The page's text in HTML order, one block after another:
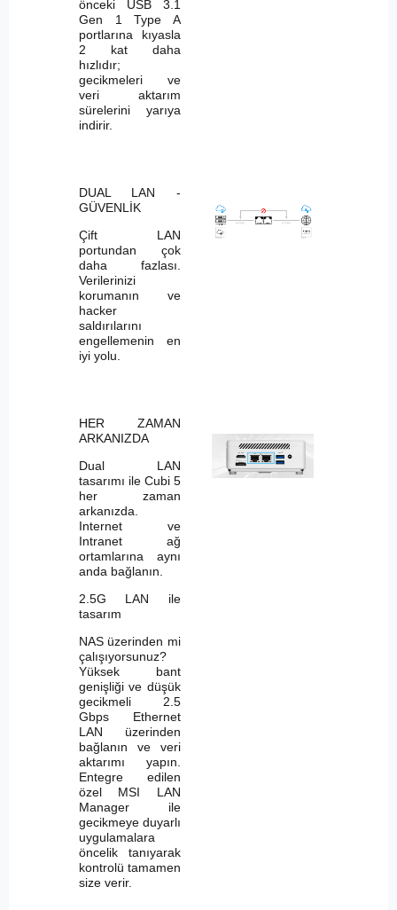
önceki USB 3.1
Gen 1 Type A
portlarına kıyasla
2 kat daha
hızlıdır;
gecikmeleri ve
veri aktarım
sürelerini yarıya
indirir.
DUAL LAN -
GÜVENLİK
Çift LAN
portundan çok
daha fazlası.
Verilerinizi
korumanın ve
hacker
saldırılarını
engellemenin en
iyi yolu.
HER ZAMAN
ARKANIZDA
Dual LAN
tasarımı ile Cubi 5
her zaman
arkanızda.
Internet ve
Intranet ağ
ortamlarına aynı
anda bağlanın.
2.5G LAN ile
tasarım
NAS üzerinden mi
çalışıyorsunuz?
Yüksek bant
genişliği ve düşük
gecikmeli 2.5
Gbps Ethernet
LAN üzerinden
bağlanın ve veri
aktarımı yapın.
Entegre edilen
özel MSI LAN
Manager ile
gecikmeye duyarlı
uygulamalara
öncelik tanıyarak
kontrolü tamamen
size verir.